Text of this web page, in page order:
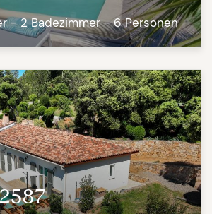
- 2 Badezimmer - 6 Personen